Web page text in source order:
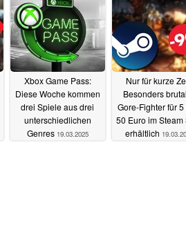
Xbox Game Pass:
Diese Woche kommen
drei Spiele aus drei
unterschiedlichen
Genres 19.03.2025
Nur für kurze
Besonders
Gore-Fighter für 5
50 Euro im Steam
erhältlich